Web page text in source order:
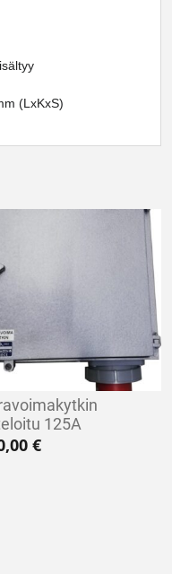
(LxKxS)
125A
€